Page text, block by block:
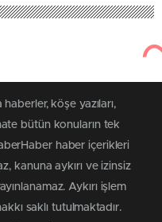
köşe yazıları,
bütün konuların tek
haber içerikleri
kanuna aykırı ve izinsiz
Aykırı işlem
saklı tutulmaktadır.